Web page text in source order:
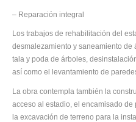
– Reparación integral
Los trabajos de rehabilitación del
desmalezamiento y saneamiento
tala y poda de árboles,
así como el levantamiento de
La obra contempla también la
acceso al estadio, el encamisado
la excavación de terreno para la